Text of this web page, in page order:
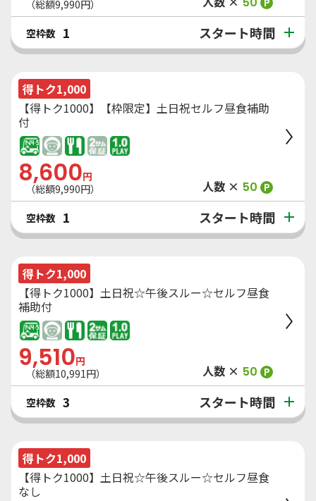
（総額9,990円）
空枠数 1 スタート時間
得トク1,000
【得トク1000】【枠限定】土日祝セルフ昼食補助
付
8,600円
（総額9,990円） 人数 × 50 P
空枠数 1 スタート時間
得トク1,000
【得トク1000】土日祝☆午後スルー☆セルフ昼食
補助付
9,510円
（総額10,991円） 人数 × 50 P
空枠数 3 スタート時間
得トク1,000
【得トク1000】土日祝☆午後スルー☆セルフ昼食
なし